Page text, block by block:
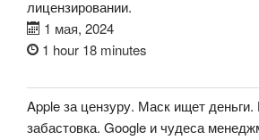
лицензировании.
1 мая, 2024
1 hour 18 minutes
Apple за цензуру. Маск ищет деньги.
забастовка. Google и чудеса